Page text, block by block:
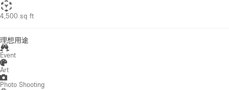
4,500 sq ft
理想用途
Event
Art
Photo Shooting